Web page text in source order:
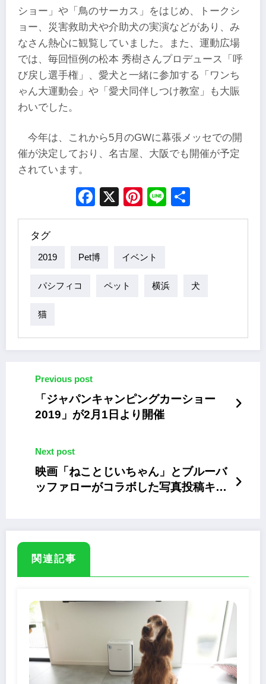
ショー」や「鳥のサーカス」をはじめ、トークシ
ョー、災害救助犬や介助犬の実演などがあり、み
なさん熱心に観覧していました。また、運動広場
では、毎回恒例の松本 秀樹さんプロデュース「呼
び戻し選手権」、愛犬と一緒に参加する「ワンち
ゃん大運動会」や「愛犬同伴しつけ教室」も大賑
わいでした。
今年は、これから5月のGWに幕張メッセでの開
催が決定しており、名古屋、大阪でも開催が予定
されています。
Facebook
X Pinterest
Line
タグ
2019 Pet博 イベント
パシフィコ ペット 横浜 犬
猫
Previous post
「ジャパンキャンピングカーショー
2019」が2月1日より開催
Next post
映画「ねことじいちゃん」とブルーバ
ッファローがコラボした写真投稿キャ
関連記事